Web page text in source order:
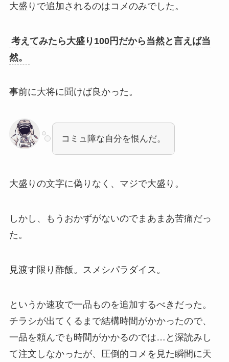
大盛りで追加されるのはコメのみでした。
考えてみたら大盛り100円だから当然と言えば当
然。
事前に大将に聞けば良かった。
コミュ障な自分を恨んだ。
大盛りの文字に偽りなく、マジで大盛り。
しかし、もうおかずがないのでまあまあ苦痛だっ
た。
見渡す限り酢飯。スメシパラダイス。
というか速攻で一品ものを追加するべきだった。
チラシが出てくるまで結構時間がかかったので、
一品を頼んでも時間がかかるのでは…と深読みし
て注文しなかったが、圧倒的コメを見た瞬間に天